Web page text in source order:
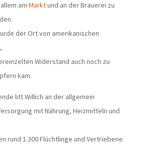
am Marktund an der Brauerei zu
der Ort von amerikanischen
Widerstand auch noch zu
kam.
litt Willich an der allgemein
mit Nahrung, Heizmitteln und
rund 1.300 Flüchtlinge und Vertriebene